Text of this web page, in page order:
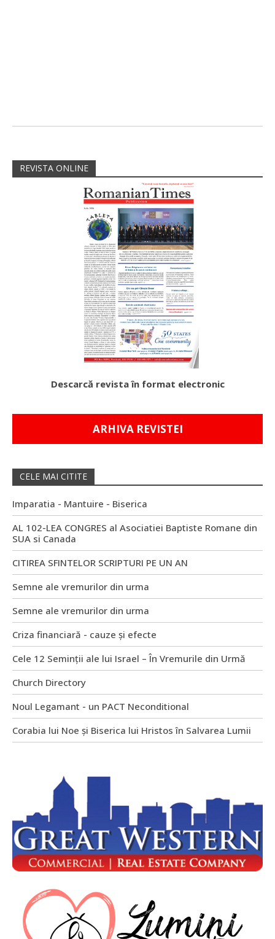
REVISTA ONLINE
Descarcă revista în format electronic
ARHIVA REVISTEI
CELE MAI CITITE
Imparatia - Mantuire - Biserica
AL 102-LEA CONGRES al Asociatiei Baptiste Romane din
SUA si Canada
CITIREA SFINTELOR SCRIPTURI PE UN AN
Semne ale vremurilor din urma
Semne ale vremurilor din urma
Criza financiară - cauze și efecte
Cele 12 Seminții ale lui Israel – În Vremurile din Urmă
Church Directory
Noul Legamant - un PACT Neconditional
Corabia lui Noe și Biserica lui Hristos în Salvarea Lumii